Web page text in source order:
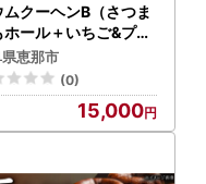
〜1月3日を除く)
の受付、入金及び返礼
あり、それ以外の目的
ムクーヘンB（さつま
ホール＋いちご&プレ
ット） / 恵那市 / ク
ティブファーマーズ
恵那市
(0)
15,000